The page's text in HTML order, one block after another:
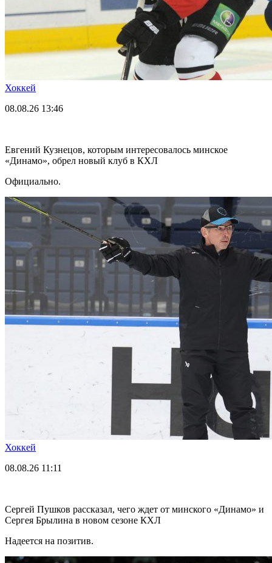
Хоккей
08.08.26 13:46
Евгений Кузнецов, которым интересовалось минское
«Динамо», обрел новый клуб в КХЛ
Официально.
Хоккей
08.08.26 11:11
Сергей Пушков рассказал, чего ждет от минского «Динамо» и
Сергея Брылина в новом сезоне КХЛ
Надеется на позитив.